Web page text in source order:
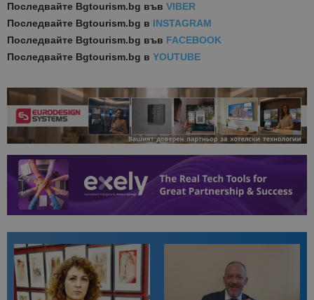
Последвайте Bgtourism.bg във VIBER
Последвайте Bgtourism.bg в INSTAGRAM
Последвайте Bgtourism.bg във FACEBOOK
Последвайте Bgtourism.bg в YOUTUBE